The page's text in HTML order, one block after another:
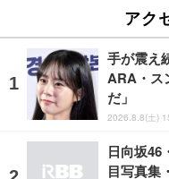
アク
手が震え
ARA・ス
だ」
2026.8.8(土)
日向坂
目写真集